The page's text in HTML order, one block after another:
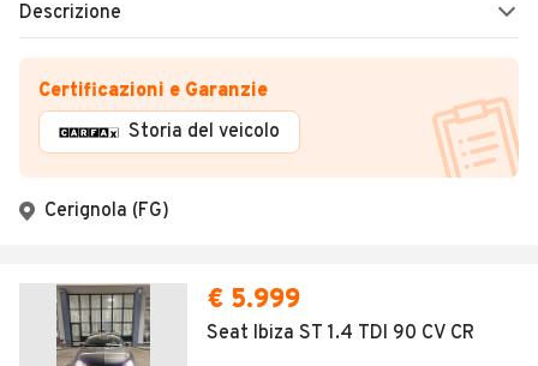
Descrizione
Certificazioni e Garanzie
Storia del veicolo
Cerignola (FG)
€ 5.999
Seat Ibiza ST 1.4 TDI 90 CV CR